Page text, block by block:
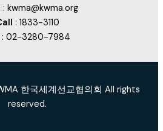
: kwma@kwma.org
: 1833-3110
: 02-3280-7984
한국세계선교협의회 All rights
reserved.